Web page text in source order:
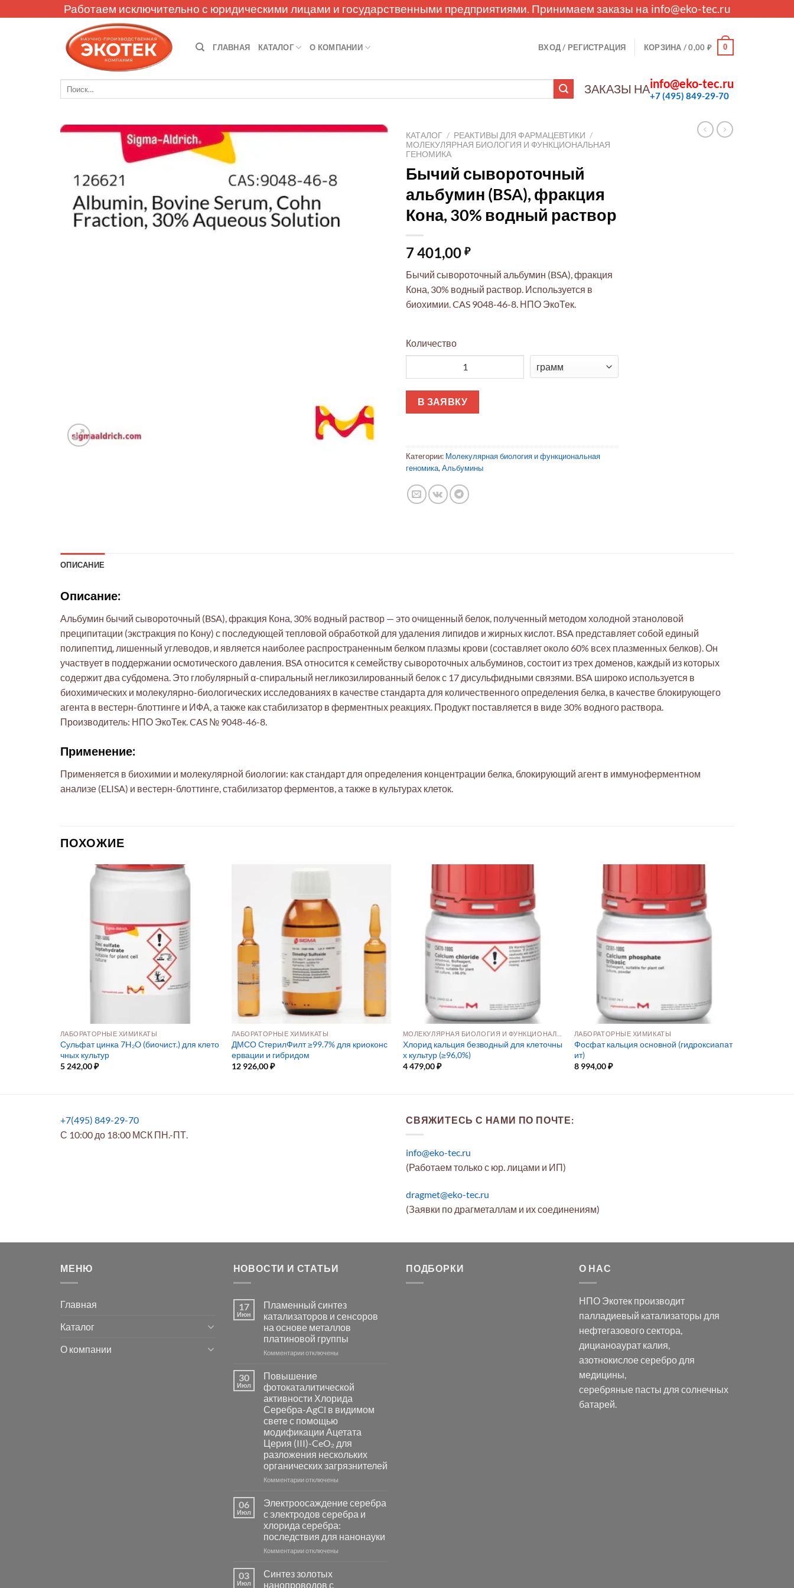
to
Работаем исключительно с юридическими лицами и государственными предприятиями. Принимаем заказы на info@eko-tec.ru
ГЛАВНАЯ КАТАЛОГ О КОМПАНИИ ВХОД / РЕГИСТРАЦИЯ КОРЗИНА /0,00 ₽ 0
ЗАКАЗЫ НАinfo@eko-tec.ru
+7 (495) 849-29-70
КАТАЛОГ / РЕАКТИВЫ ДЛЯ ФАРМАЦЕВТИКИ /
МОЛЕКУЛЯРНАЯ БИОЛОГИЯ И ФУНКЦИОНАЛЬНАЯ
ГЕНОМИКА
Бычий сывороточный
альбумин (BSA), фракция
Кона, 30% водный раствор
7 401,00 ₽
Бычий сывороточный альбумин (BSA), фракция
Кона, 30% водный раствор. Используется в
биохимии. CAS 9048-46-8. НПО ЭкоТек.
Количество
В ЗАЯВКУ
Категории: Молекулярная биология и функциональная
геномика, Альбумины
ОПИСАНИЕ
Описание:
Альбумин бычий сывороточный (BSA), фракция Кона, 30% водный раствор — это очищенный белок, полученный методом холодной этаноловой
преципитации (экстракция по Кону) с последующей тепловой обработкой для удаления липидов и жирных кислот. BSA представляет собой единый
полипептид, лишенный углеводов, и является наиболее распространенным белком плазмы крови (составляет около 60% всех плазменных белков). Он
участвует в поддержании осмотического давления. BSA относится к семейству сывороточных альбуминов, состоит из трех доменов, каждый из которых
содержит два субдомена. Это глобулярный α-спиральный негликозилированный белок с 17 дисульфидными связями. BSA широко используется в
биохимических и молекулярно-биологических исследованиях в качестве стандарта для количественного определения белка, в качестве блокирующего
агента в вестерн-блоттинге и ИФА, а также как стабилизатор в ферментных реакциях. Продукт поставляется в виде 30% водного раствора.
Производитель: НПО ЭкоТек. CAS № 9048-46-8.
Применение:
Применяется в биохимии и молекулярной биологии: как стандарт для определения концентрации белка, блокирующий агент в иммуноферментном
анализе (ELISA) и вестерн-блоттинге, стабилизатор ферментов, а также в культурах клеток.
ПОХОЖИЕ
ЛАБОРАТОРНЫЕ ХИМИКАТЫ
Сульфат цинка 7H₂O (биочист.) для клето
чных культур
5 242,00₽
ЛАБОРАТОРНЫЕ ХИМИКАТЫ
ДМСО СтерилФилт ≥99.7% для криоконс
ервации и гибридом
12 926,00₽
Хлорид кальция безводный для клеточны
х культур (≥96,0%)
4 479,00₽
ЛАБОРАТОРНЫЕ ХИМИКАТЫ
Фосфат кальция основной (гидроксиапат
ит)
8 994,00₽
+7(495) 849-29-70
С 10:00 до 18:00 МСК ПН.-ПТ.
СВЯЖИТЕСЬ С НАМИ ПО ПОЧТЕ:
info@eko-tec.ru
(Работаем только с юр. лицами и ИП)
dragmet@eko-tec.ru
(Заявки по драгметаллам и их соединениям)
МЕНЮ
Главная
Каталог
О компании
НОВОСТИ И СТАТЬИ
17
Июн
Пламенный синтез
катализаторов и сенсоров
на основе металлов
платиновой группы
Комментариик
синтез
катализаторов
и
сенсоров
на
основе
металлов
платиновой
группы
отключены
30
Июл
Повышение
фотокаталитической
активности Хлорида
Серебра-AgCl в видимом
свете с помощью
модификации Ацетата
Церия (III)-CeO₂ для
разложения нескольких
органических загрязнителей
Комментариик
фотокаталитической
активности
Хлорида
Серебра-
AgCl
свете
отключены
06
Июл
Электроосаждение серебра
с электродов серебра и
хлорида серебра:
последствия для нанонауки
Комментариик
серебра
отключены
03
Июл
Синтез золотых
нанопроводов с
ПОДБОРКИ О НАС
НПО Экотек производит
палладиевый катализаторы для
нефтегазового сектора,
дицианоаурат калия,
азотнокислое серебродля
медицины,
серебряные пасты для солнечных
батарей.